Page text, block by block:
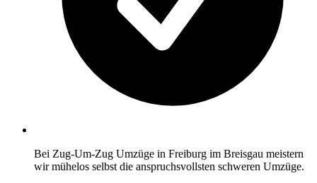
Bei Zug-Um-Zug Umzüge in Freiburg im Breisgau meistern
wir mühelos selbst die anspruchsvollsten schweren Umzüge.